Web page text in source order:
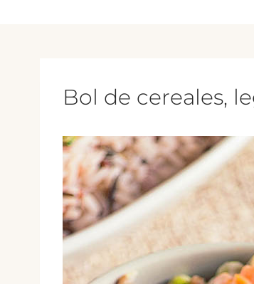
Bol de cereales,